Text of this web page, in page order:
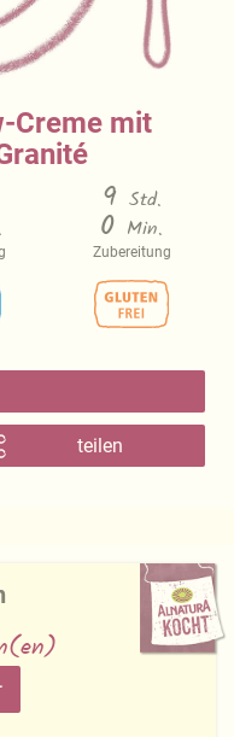
Creme mit
9 Std.
0 Min.
Zubereitung
teilen